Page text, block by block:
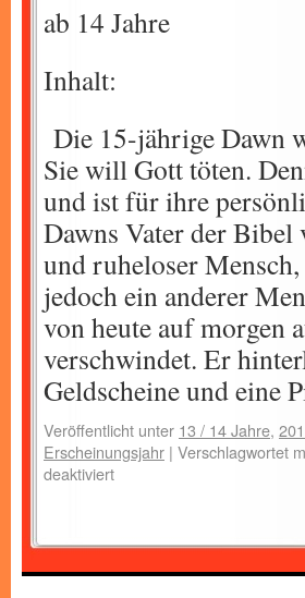
ab 14 Jahre
Inhalt:
Die 15-jährige Dawn
Sie will Gott töten.
und ist für ihre
Dawns Vater der Bibel
und ruheloser
jedoch ein anderer
von heute auf morgen
verschwindet. Er
Geldscheine und eine
Veröffentlicht unter 13 / 14 Jahre,
Erscheinungsjahr | Verschlagwortet
deaktiviert